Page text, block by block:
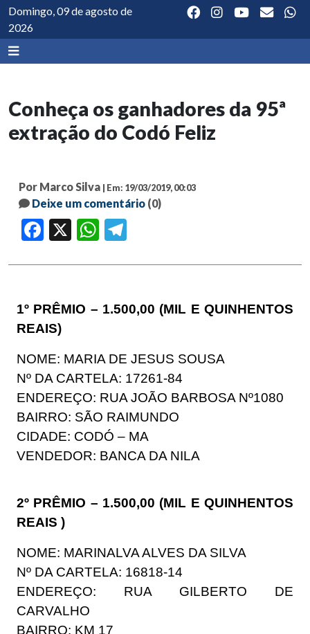
Domingo, 09 de agosto de
2026
Conheça os ganhadores da 95ª
extração do Codó Feliz
Por Marco Silva | Em: 19/03/2019, 00:03
Deixe um comentário (0)
Facebook WhatsApp
1º PRÊMIO – 1.500,00 (MIL E QUINHENTOS
REAIS)
NOME: MARIA DE JESUS SOUSA
Nº DA CARTELA: 17261-84
ENDEREÇO: RUA JOÃO BARBOSA Nº1080
BAIRRO: SÃO RAIMUNDO
CIDADE: CODÓ – MA
VENDEDOR: BANCA DA NILA
2º PRÊMIO – 1.500,00 (MIL E QUINHENTOS
REAIS )
NOME: MARINALVA ALVES DA SILVA
Nº DA CARTELA: 16818-14
ENDEREÇO: RUA GILBERTO DE
CARVALHO
BAIRRO: KM 17